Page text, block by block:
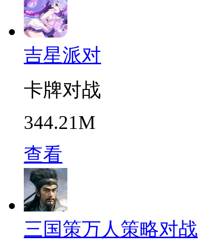
吉星派对
卡牌对战
344.21M
查看
三国策万人策略对战